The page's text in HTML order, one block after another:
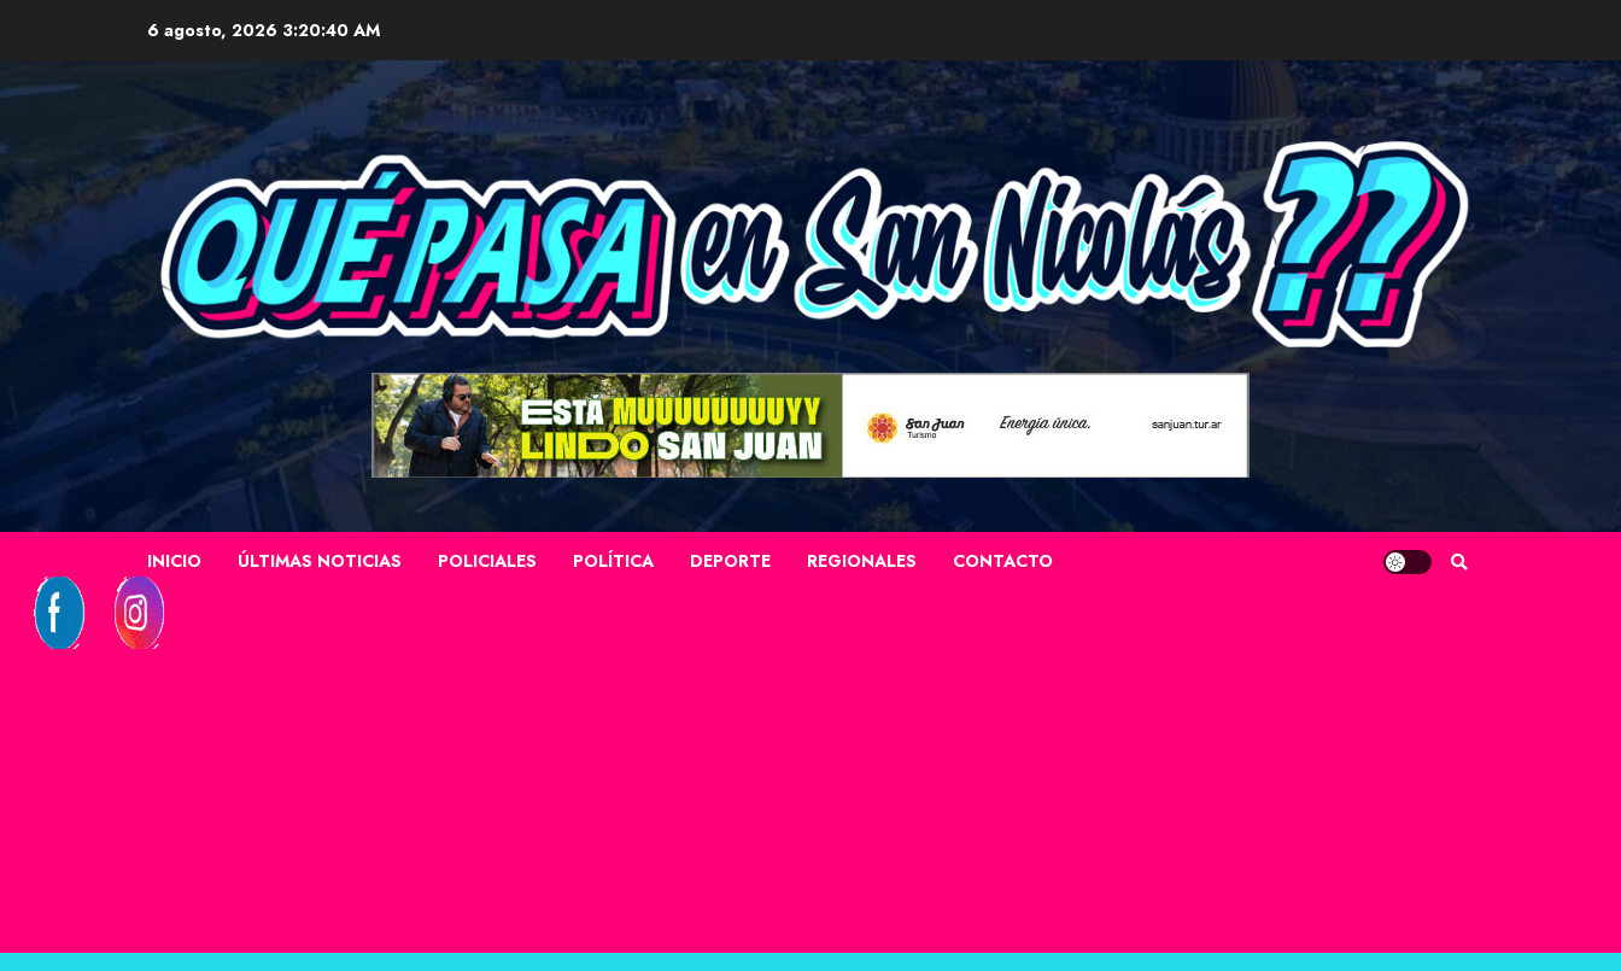
6 agosto, 2026 3:20:41 AM
INICIO ÚLTIMAS NOTICIAS POLICIALES POLÍTICA DEPORTE REGIONALES CONTACTO